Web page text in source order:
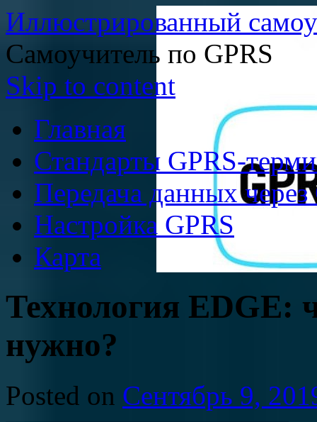
Иллюстрированный
Самоучитель по GPRS
Skip to content
Главная
Стандарты GPRS-
Передача данных через
Настройка GPRS
Карта
Технология EDGE:
нужно?
Posted on Сентябрь 9,